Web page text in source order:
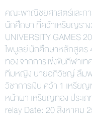
คณะพาณิชยศาสตร์และก
นักศึกษา ที่คว้าเหรียญราง
UNIVERSITY GAMES
ไพบูลย์ นักศึกษาหลักสูตร
ทอง จากการแข่งขันกีฬาเท
ทีมหญิง นายอภิวิชญ์ ลิ้ม
วิชาการเงิน คว้า 1 เหรีย
หน้าผา เหรียญทอง ประเ
relay Date: 20 สิงหาคม